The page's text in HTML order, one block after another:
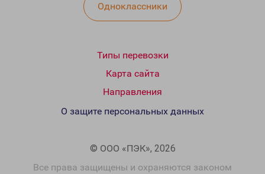
Одноклассники
Типы перевозки
Карта сайта
Направления
© ООО «ПЭК», 2026
Все права защищены и охраняются законом
О защите персональных данных